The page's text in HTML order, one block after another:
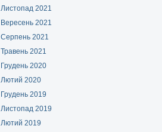
Листопад 2021
Вересень 2021
Серпень 2021
Травень 2021
Грудень 2020
Лютий 2020
Грудень 2019
Листопад 2019
Лютий 2019